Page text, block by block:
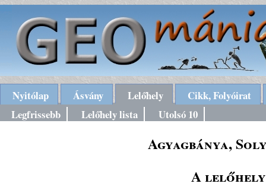
Nyitólap Ásvány Lelőhely
Cikk, Folyóirat
Legfrissebb
Lelőhely lista Utolsó 10
Agyagbánya,
A lelőhely